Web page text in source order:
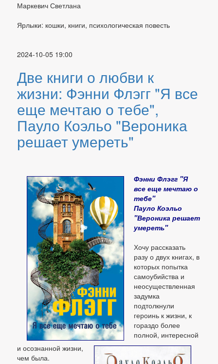
Маркевич Светлана
Ярлыки: кошки, книги, психологическая повесть
2024-10-05 19:00
Две книги о любви к
жизни: Фэнни Флэгг "Я все
еще мечтаю о тебе",
Пауло Коэльо "Вероника
решает умереть"
Фэнни Флэгг "Я
все еще мечтаю о
тебе"
Пауло Коэльо
"Вероника решает
умереть"
Хочу рассказать
разу о двух книгах, в
которых попытка
самоубийства и
неосуществленная
задумка
подтолкнули
героинь к жизни, к
гораздо более
полной, интересной
и осознанной жизни,
чем была.